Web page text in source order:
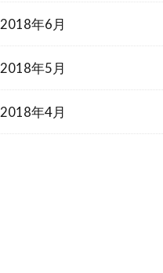
2018年6月
2018年5月
2018年4月